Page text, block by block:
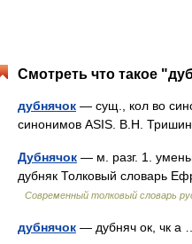
Смотреть что такое
дубнячок — сущ., кол во
синонимов ASIS. В.Н.
Дубнячок — м. разг. 1.
дубняк Толковый словарь
Современный толковый словарь
дубнячок — дубняч ок, чк а